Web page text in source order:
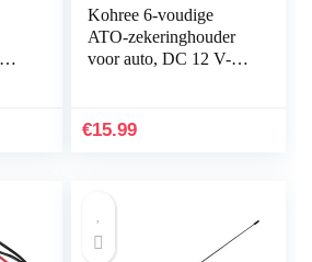
Kohree 6-voudige
ATO-zekeringhouder
voor auto, DC 12 V-32
met led-display…
€15.99